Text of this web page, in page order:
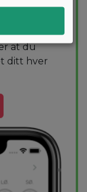
får du
En
deg og
at du
ditt hver